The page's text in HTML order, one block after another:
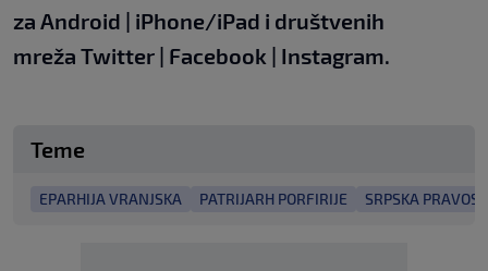
za Android | iPhone/iPad i društvenih
mreža Twitter | Facebook | Instagram.
Teme
EPARHIJA VRANJSKA PATRIJARH PORFIRIJE SRPSKA